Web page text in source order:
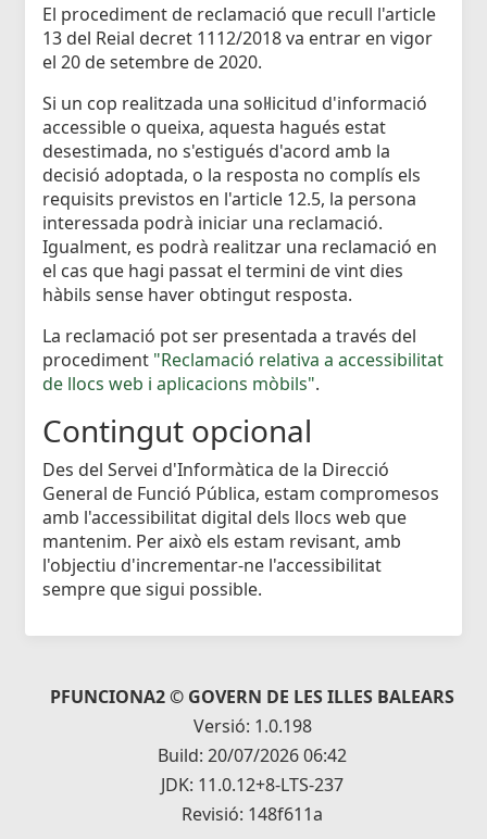
El procediment de reclamació que recull l'article
13 del Reial decret 1112/2018 va entrar en vigor
el 20 de setembre de 2020.
Si un cop realitzada una sol·licitud d'informació
accessible o queixa, aquesta hagués estat
desestimada, no s'estigués d'acord amb la
decisió adoptada, o la resposta no complís els
requisits previstos en l'article 12.5, la persona
interessada podrà iniciar una reclamació.
Igualment, es podrà realitzar una reclamació en
el cas que hagi passat el termini de vint dies
hàbils sense haver obtingut resposta.
La reclamació pot ser presentada a través del
procediment "Reclamació relativa a accessibilitat
de llocs web i aplicacions mòbils".
Contingut opcional
Des del Servei d'Informàtica de la Direcció
General de Funció Pública, estam compromesos
amb l'accessibilitat digital dels llocs web que
mantenim. Per això els estam revisant, amb
l'objectiu d'incrementar-ne l'accessibilitat
sempre que sigui possible.
PFUNCIONA2 © GOVERN DE LES ILLES BALEARS
Versió: 1.0.198
Build: 20/07/2026 06:42
JDK: 11.0.12+8-LTS-237
Revisió: 148f611a